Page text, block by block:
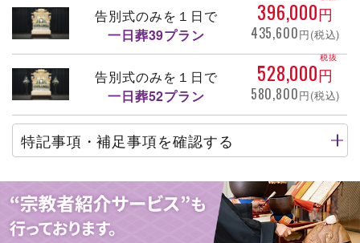
告別式のみを１日で
一日葬39プラン
396,000円
435,600円(税込)
告別式のみを１日で
一日葬52プラン
528,000円
税抜
580,800円(税込)
特記事項・補足事項を確認する